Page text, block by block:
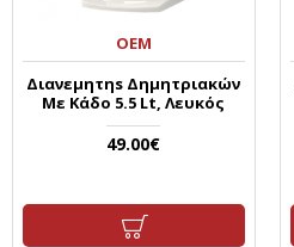
OEM
Διανεμητηs Δημητριακών
Με Κάδο 5.5 Lt, Λευκός
49.00€